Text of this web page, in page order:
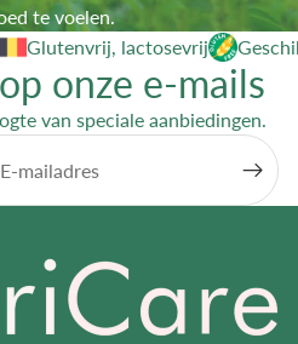
te voelen.
Glutenvrij, lactosevrij
onze e-mails
van speciale aanbiedingen.